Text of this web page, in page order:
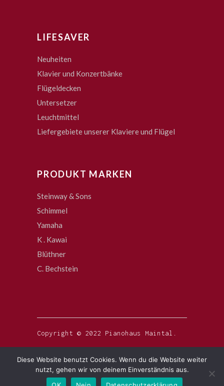
LIFESAVER
Neuheiten
Klavier und Konzertbänke
Flügeldecken
Untersetzer
Leuchtmittel
Liefergebiete unserer Klaviere und Flügel
PRODUKT MARKEN
Steinway & Sons
Schimmel
Yamaha
K . Kawai
Blüthner
C. Bechstein
Copyright © 2022 Pianohaus Maintal.
Diese Website benutzt Cookies. Wenn du die Website weiter
nutzt, gehen wir von deinem Einverständnis aus.